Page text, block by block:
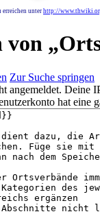
erreichen unter http://
von „
Zur Suche springen
angemeldet. Deine
hat eine